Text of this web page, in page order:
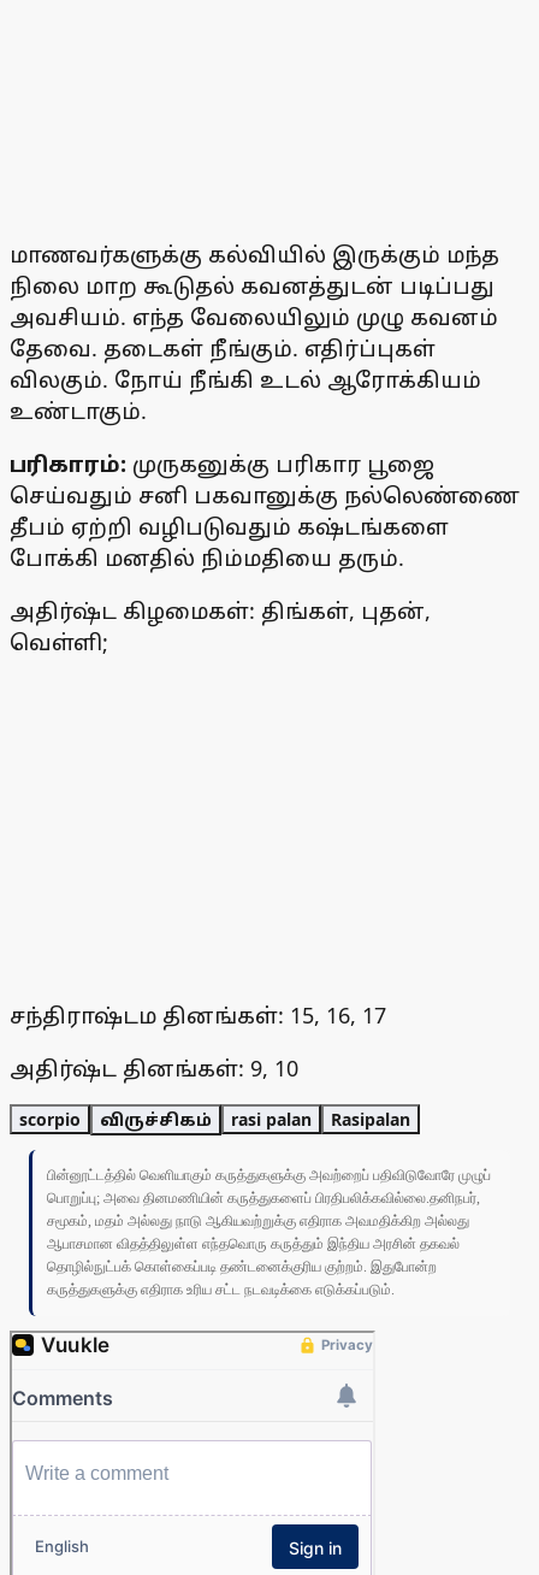
மாணவர்களுக்கு கல்வியில் இருக்கும் மந்த
நிலை மாற கூடுதல் கவனத்துடன் படிப்பது
அவசியம். எந்த வேலையிலும் முழு கவனம்
தேவை. தடைகள் நீங்கும். எதிர்ப்புகள்
விலகும். நோய் நீங்கி உடல் ஆரோக்கியம்
உண்டாகும்.
பரிகாரம்: முருகனுக்கு பரிகார பூஜை
செய்வதும் சனி பகவானுக்கு நல்லெண்ணை
தீபம் ஏற்றி வழிபடுவதும் கஷ்டங்களை
போக்கி மனதில் நிம்மதியை தரும்.
அதிர்ஷ்ட கிழமைகள்: திங்கள், புதன்,
வெள்ளி;
சந்திராஷ்டம தினங்கள்: 15, 16, 17
அதிர்ஷ்ட தினங்கள்: 9, 10
scorpio விருச்சிகம் rasi palan Rasipalan
பின்னூட்டத்தில் வெளியாகும் கருத்துகளுக்கு அவற்றைப் பதிவிடுவோரே முழுப்
பொறுப்பு; அவை தினமணியின் கருத்துகளைப் பிரதிபலிக்கவில்லை.தனிநபர்,
சமூகம், மதம் அல்லது நாடு ஆகியவற்றுக்கு எதிராக அவமதிக்கிற அல்லது
ஆபாசமான விதத்திலுள்ள எந்தவொரு கருத்தும் இந்திய அரசின் தகவல்
தொழில்நுட்பக் கொள்கைப்படி தண்டனைக்குரிய குற்றம். இதுபோன்ற
கருத்துகளுக்கு எதிராக உரிய சட்ட நடவடிக்கை எடுக்கப்படும்.